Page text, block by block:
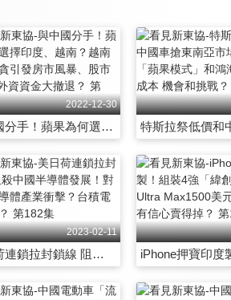
2022-12-30
與中國分手！蘋果為何選擇印度、越南？越南政府肅貪引發房市風暴、股市挫3成 外資資金大撤退？ 第176集
2023-02-11
美日荷連鎖拉封鎖線 阻殺中國半導體發展！對全球半導體產業衝擊？台積電受影響？ 第182集